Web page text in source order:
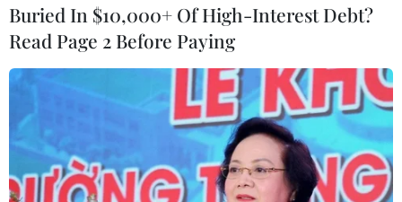
ASEAN, Trung Quốc sẽ họp khẩn để bàn
cách đối phó với Covid-19
12/02/2020 04:25
Buried In $10,000+ Of High-Interest Debt?
Read Page 2 Before Paying